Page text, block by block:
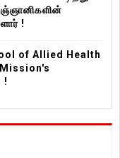
!
of Allied Health
!